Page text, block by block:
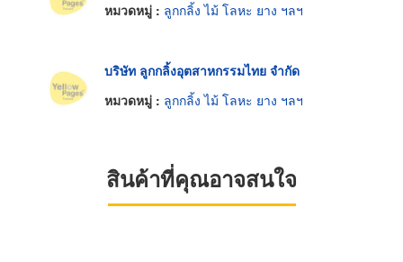
หมวดหมู่ : ลูกกลิ้ง ไม้ โลหะ ยาง ฯลฯ
บริษัท ลูกกลิ้งอุตสาหกรรมไทย จำกัด
หมวดหมู่ : ลูกกลิ้ง ไม้ โลหะ ยาง ฯลฯ
สินค้าที่คุณอาจสนใจ